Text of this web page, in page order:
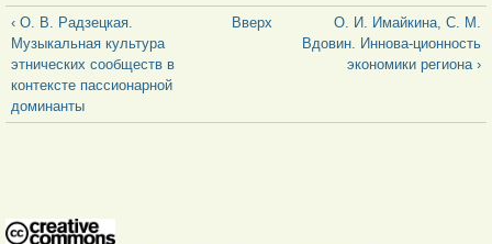
‹ О. В. Радзецкая.
Музыкальная культура
этнических сообществ в
контексте пассионарной
доминанты
Вверх
О. И. Имайкина, С. М.
Вдовин. Иннова-ционность
экономики региона ›